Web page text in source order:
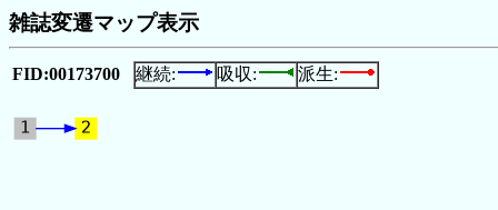
雑誌変遷マップ表示
FID:00173700 継続: 吸収: 派生: